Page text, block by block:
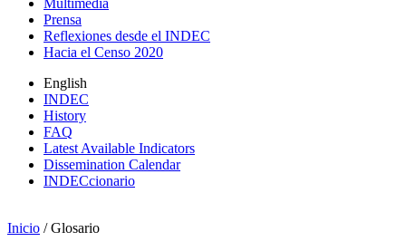
Multimedia
Prensa
Reflexiones desde el INDEC
Hacia el Censo 2020
English
INDEC
History
FAQ
Latest Available Indicators
Dissemination Calendar
INDECcionario
Inicio / Glosario